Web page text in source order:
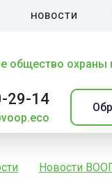
НОВОСТИ
29-14
Новости